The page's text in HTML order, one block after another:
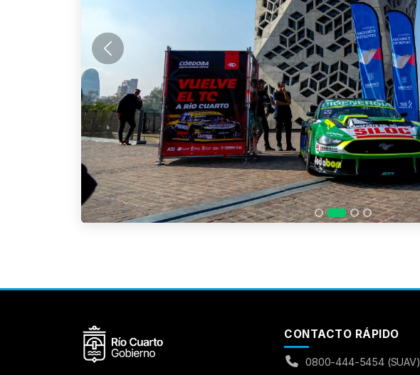
Anterior
CONTACTO RÁPIDO
0800-444-5454 (SUAV)
Leer al pasar el mouse